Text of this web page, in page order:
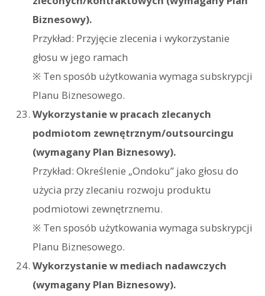
Biznesowy).
Przykład: Przyjęcie zlecenia i wykorzystanie
głosu w jego ramach
※ Ten sposób użytkowania wymaga subskrypcji
Planu Biznesowego.
Wykorzystanie w pracach zlecanych
podmiotom zewnętrznym/outsourcingu
(wymagany Plan Biznesowy).
Przykład: Określenie „Ondoku” jako głosu do
użycia przy zlecaniu rozwoju produktu
podmiotowi zewnętrznemu.
※ Ten sposób użytkowania wymaga subskrypcji
Planu Biznesowego.
Wykorzystanie w mediach nadawczych
(wymagany Plan Biznesowy).